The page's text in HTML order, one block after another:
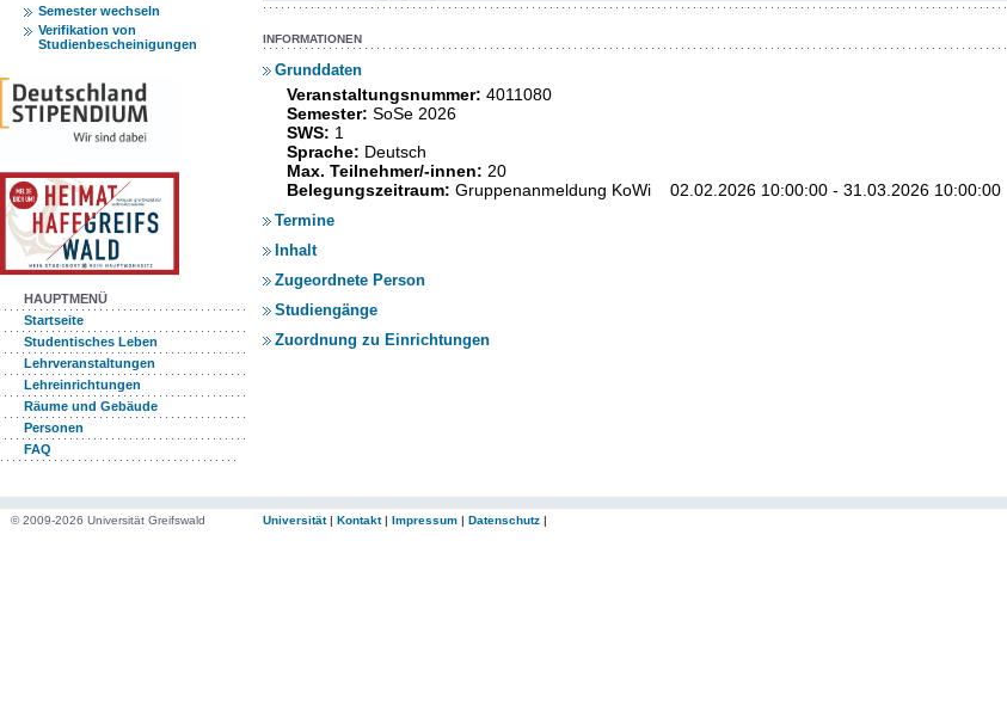
Semester wechseln
Verifikation von
Studienbescheinigungen
HAUPTMENÜ
Startseite
Studentisches Leben
Lehrveranstaltungen
Lehreinrichtungen
Räume und Gebäude
Personen
FAQ
INFORMATIONEN
Grunddaten
Veranstaltungsnummer: 4011080
Semester: SoSe 2026
SWS: 1
Sprache: Deutsch
Max. Teilnehmer/-innen: 20
Belegungszeitraum: Gruppenanmeldung KoWi 02.02.2026 10:00:00 - 31.03.2026 10:00:00
Termine
Inhalt
Zugeordnete Person
Studiengänge
Zuordnung zu Einrichtungen
© 2009-2026 Universität Greifswald Universität| Kontakt| Impressum | Datenschutz |